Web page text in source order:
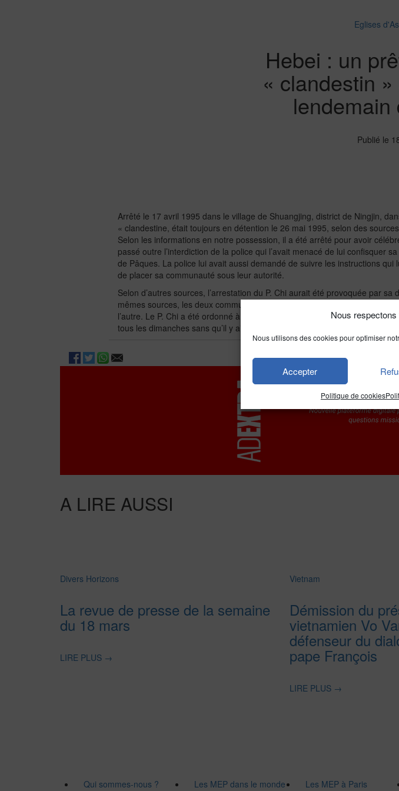
Nous
Nous utilisons des cookies pour optimiser
Accepter
Politique de cookies
Eglises
Hebei : un
« clandestin
lendemain
Publié le
Arrêté le 17 avril 1995 dans le village de Shuangjing, district de Ningjin,
« clandestine, était toujours en détention le 26 mai 1995, selon des
Selon les informations en notre possession, il a été arrêté pour avoir
passé outre l’interdiction de la police qui l’avait menacé de lui confisquer
de Pâques. La police lui avait aussi demandé de suivre les instructions
de placer sa communauté sous leur autorité.
Selon d’autres sources, l’arrestation du P. Chi aurait été provoquée par
mêmes sources, les deux communautés catholiques « officielle » et «
l’autre. Le P. Chi a été ordonné à Baoding puis envoyé à Ningjin.
tous les dimanches sans qu’il y ait de problème particulier.
A LIRE AUSSI
Divers Horizons
La revue de presse de la semaine
du 18 mars
LIRE PLUS →
Vietnam
Démission du
vietnamien Vo
défenseur du
pape François
LIRE PLUS →
Qui sommes-nous ?
Les MEP dans le monde
Les MEP à Paris